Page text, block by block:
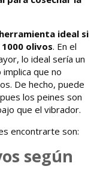
ideal si
olivos. En el
lo ideal sería un
que no
De hecho, puede
los peines son
que el vibrador.
encontrarte son:
según